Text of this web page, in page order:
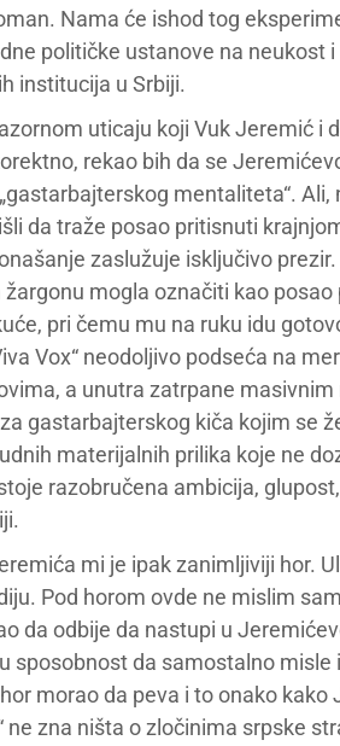
Nama će ishod tog
političke ustanove na neukost
institucija u Srbiji.
uticaju koji Vuk Jeremić i
rekao bih da se
mentaliteta“.
da traže posao pritisnuti
zaslužuje isključivo
mogla označiti kao
pri čemu mu na ruku idu
Vox“ neodoljivo podseća na
a unutra zatrpane
gastarbajterskog kiča kojim se
materijalnih prilika koje ne
razobručena ambicija,
mi je ipak zanimljiviji hor.
Pod horom ovde ne mislim
da odbije da nastupi u
sposobnost da samostalno misle
morao da peva i to onako kako
ne zna ništa o zločinima srpske